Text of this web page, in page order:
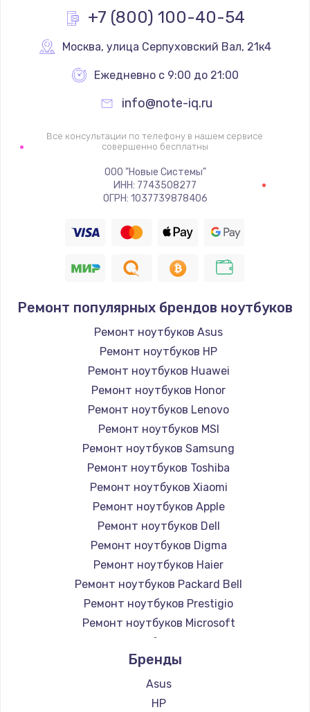
+7 (800) 100-40-54
Москва, улица Серпуховский Вал, 21к4
Ежедневно с 9:00 до 21:00
info@note-iq.ru
Все консультации по телефону в нашем сервисе
совершенно бесплатны
ООО "Новые Системы"
ИНН: 7743508277
ОГРН: 1037739878406
Ремонт популярных брендов ноутбуков
Ремонт ноутбуков Asus
Ремонт ноутбуков HP
Ремонт ноутбуков Huawei
Ремонт ноутбуков Honor
Ремонт ноутбуков Lenovo
Ремонт ноутбуков MSI
Ремонт ноутбуков Samsung
Ремонт ноутбуков Toshiba
Ремонт ноутбуков Xiaomi
Ремонт ноутбуков Apple
Ремонт ноутбуков Dell
Ремонт ноутбуков Digma
Ремонт ноутбуков Haier
Ремонт ноутбуков Packard Bell
Ремонт ноутбуков Prestigio
Ремонт ноутбуков Microsoft
Ремонт ноутбуков Alienware
Ремонт ноутбуков Aquarius
Ремонт ноутбуков Gigabyte
Ремонт ноутбуков Aorus
Бренды
Asus
HP